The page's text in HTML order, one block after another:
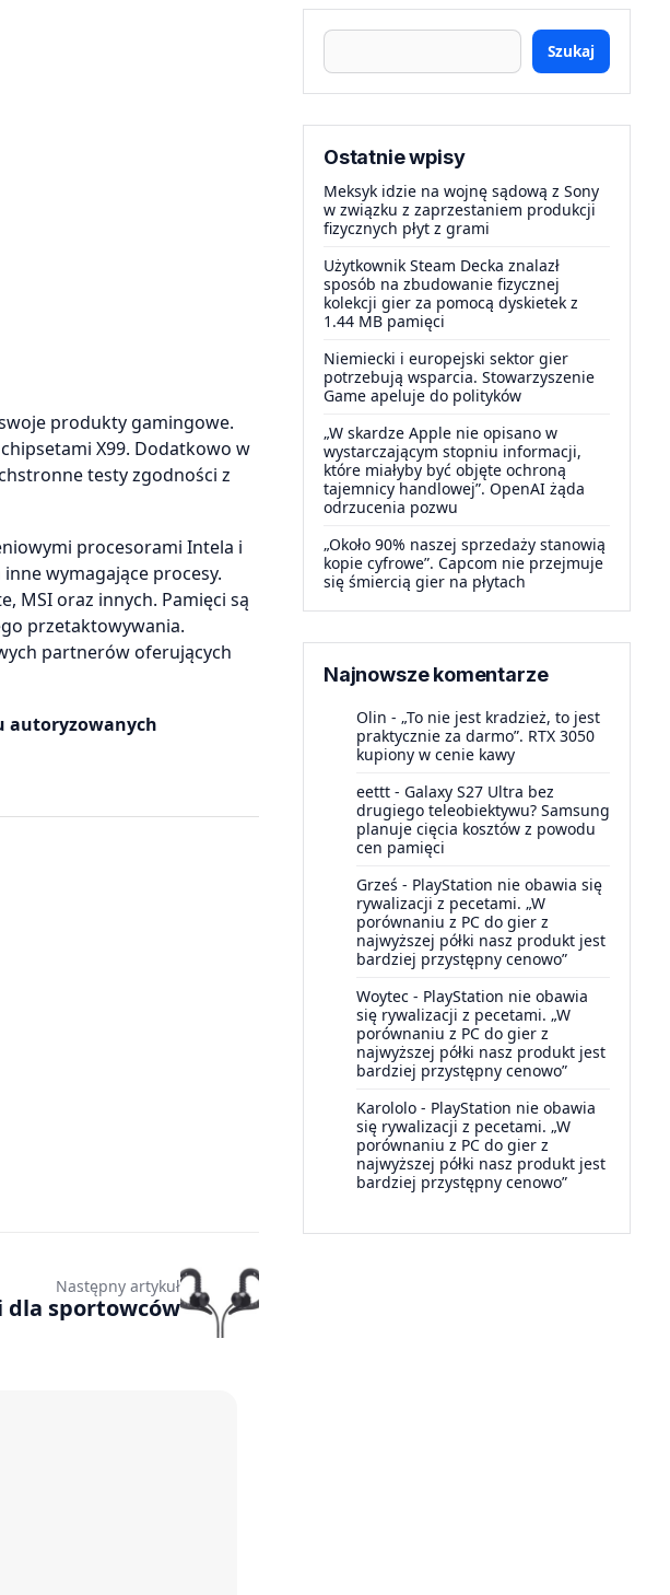
produkty gamingowe.
X99. Dodatkowo w
testy zgodności z
procesorami Intela i
wymagające procesy.
MSI oraz innych. Pamięci są
przetaktowywania.
partnerów oferujących
autoryzowanych
Szukaj
Ostatnie wpisy
Meksyk idzie na wojnę sądową z Sony
w związku z zaprzestaniem produkcji
fizycznych płyt z grami
Użytkownik Steam Decka znalazł
sposób na zbudowanie fizycznej
kolekcji gier za pomocą dyskietek z
1.44 MB pamięci
Niemiecki i europejski sektor gier
potrzebują wsparcia. Stowarzyszenie
Game apeluje do polityków
„W skardze Apple nie opisano w
wystarczającym stopniu informacji,
które miałyby być objęte ochroną
tajemnicy handlowej”. OpenAI żąda
odrzucenia pozwu
„Około 90% naszej sprzedaży stanowią
kopie cyfrowe”. Capcom nie przejmuje
się śmiercią gier na płytach
Najnowsze komentarze
Olin - „To nie jest kradzież, to jest
praktycznie za darmo”. RTX 3050
kupiony w cenie kawy
eettt - Galaxy S27 Ultra bez
drugiego teleobiektywu? Samsung
planuje cięcia kosztów z powodu
cen pamięci
Grześ - PlayStation nie obawia się
rywalizacji z pecetami. „W
porównaniu z PC do gier z
najwyższej półki nasz produkt jest
bardziej przystępny cenowo”
Woytec - PlayStation nie obawia
się rywalizacji z pecetami. „W
porównaniu z PC do gier z
najwyższej półki nasz produkt jest
bardziej przystępny cenowo”
Karololo - PlayStation nie obawia
się rywalizacji z pecetami. „W
porównaniu z PC do gier z
najwyższej półki nasz produkt jest
bardziej przystępny cenowo”
Następny artykuł
dla sportowców